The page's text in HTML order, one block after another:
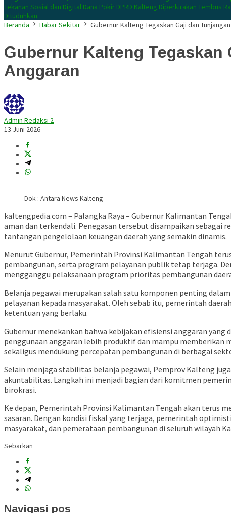
Tekanan Sosial dan Digital Dana Pokir DPRD Kalteng Diperkirakan Tembus
Dituduhkan
Beranda
Habar Sekitar Gubernur Kalteng Tegaskan Gaji dan
Gubernur Kalteng Tegaskan
Anggaran
Admin Redaksi 2
13 Juni 2026
Dok : Antara News Kalteng
kaltengpedia.com – Palangka Raya – Gubernur Kalimantan
aman dan terkendali. Penegasan tersebut disampaikan
tantangan pengelolaan keuangan daerah yang semakin dinamis.
Menurut Gubernur, Pemerintah Provinsi Kalimantan Tengah
pembangunan, serta program pelayanan publik tetap terjaga.
mengganggu pelaksanaan program prioritas pembangunan
Belanja pegawai merupakan salah satu komponen penting
pelayanan kepada masyarakat. Oleh sebab itu, pemerintah
ketentuan yang berlaku.
Gubernur menekankan bahwa kebijakan efisiensi anggaran
penggunaan anggaran lebih produktif dan mampu
sekaligus mendukung percepatan pembangunan di berbagai
Selain menjaga stabilitas belanja pegawai, Pemprov Kalteng
akuntabilitas. Langkah ini menjadi bagian dari komitmen
birokrasi.
Ke depan, Pemerintah Provinsi Kalimantan Tengah akan terus
sasaran. Dengan kondisi fiskal yang terjaga, pemerintah
masyarakat, dan pemerataan pembangunan di seluruh wilayah
Sebarkan
Navigasi pos